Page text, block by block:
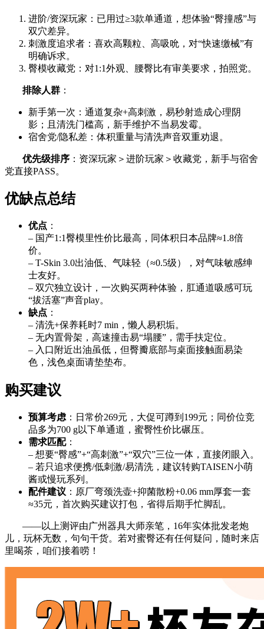
进阶/资深玩家：已用过≥3款单通道，想体验“臀撞感”与
双穴差异。
刺激度追求者：喜欢高颗粒、高吸吮，对“快速缴械”有
明确诉求。
臀模收藏党：对1:1外观、腰臀比有审美要求，拍照党。
排除人群 ：
新手第一次：通道复杂+高刺激，易秒射造成心理阴
影；且清洗门槛高，新手维护不当易发霉。
宿舍党/隐私差：体积重量与清洗声音双重劝退。
优先级排序 ：资深玩家＞进阶玩家＞收藏党，新手与宿舍
党直接PASS。
优缺点总结
优点 ：
– 国产1:1臀模里性价比最高，同体积日本品牌≈1.8倍
价。
– T-Skin 3.0出油低、气味轻（≈0.5级），对气味敏感绅
士友好。
– 双穴独立设计，一次购买两种体验，肛通道吸感可玩
“拔活塞”声音play。
缺点 ：
– 清洗+保养耗时7 min，懒人易积垢。
– 无内置骨架，高速撞击易“塌腰”，需手扶定位。
– 入口附近出油虽低，但臀瓣底部与桌面接触面易染
色，浅色桌面请垫垫布。
购买建议
预算考虑 ：日常价269元，大促可蹲到199元；同价位竞
品多为700 g以下单通道，蜜臀性价比碾压。
需求匹配：
– 想要“臀感”+“高刺激”+“双穴”三位一体，直接闭眼入。
– 若只追求便携/低刺激/易清洗，建议转购TAISEN小萌
酱或慢玩系列。
配件建议 ：原厂弯颈洗壶+抑菌散粉+0.06 mm厚套一套
≈35元，首次购买建议打包，省得后期手忙脚乱。
——以上测评由广州器具大师亲笔，16年实体批发老炮
儿，玩杯无数，句句干货。若对蜜臀还有任何疑问，随时来店
里喝茶，咱们接着唠！